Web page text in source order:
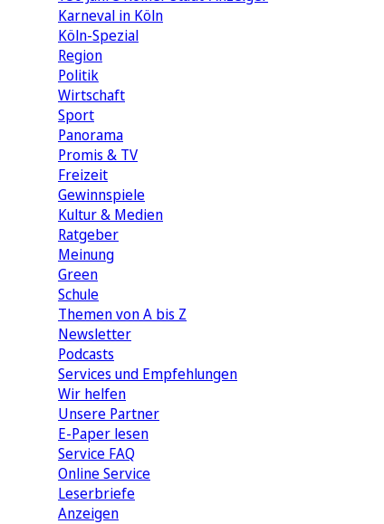
Karneval in Köln
Köln-Spezial
Region
Politik
Wirtschaft
Sport
Panorama
Promis & TV
Freizeit
Gewinnspiele
Kultur & Medien
Ratgeber
Meinung
Green
Schule
Themen von A bis Z
Newsletter
Podcasts
Services und Empfehlungen
Wir helfen
Unsere Partner
E-Paper lesen
Service FAQ
Online Service
Leserbriefe
Anzeigen